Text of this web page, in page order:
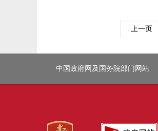
上一页
中国政府网及国务院部门网站